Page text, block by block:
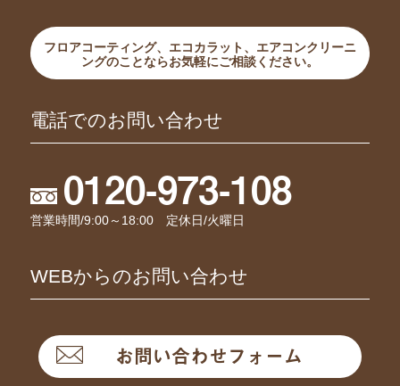
フロアコーティング、エコカラット、エアコンクリーニ
ングのことならお気軽にご相談ください。
電話でのお問い合わせ
0120-973-108
営業時間/9:00～18:00 定休日/火曜日
WEBからのお問い合わせ
お問い合わせフォーム